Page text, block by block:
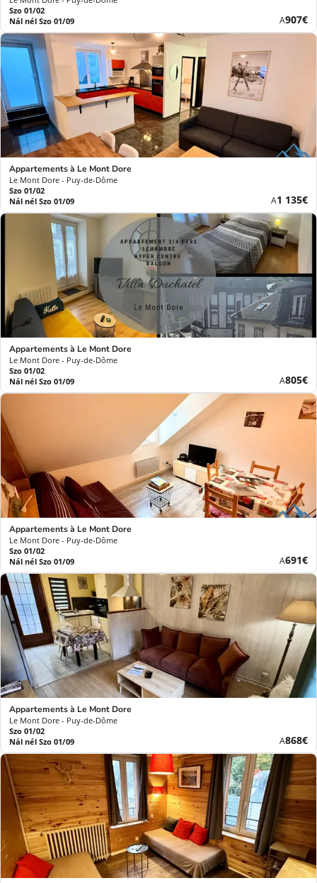
Szo 01/02
Nál nél Szo 01/09
AÚj
ár
907€
Appartements à Le Mont Dore
Le Mont Dore - Puy-de-Dôme
Szo 01/02
Nál nél Szo 01/09
AÚj
ár
1 135€
Appartements à Le Mont Dore
Le Mont Dore - Puy-de-Dôme
Szo 01/02
Nál nél Szo 01/09
AÚj
ár
805€
Appartements à Le Mont Dore
Le Mont Dore - Puy-de-Dôme
Szo 01/02
Nál nél Szo 01/09
AÚj
ár
691€
Appartements à Le Mont Dore
Le Mont Dore - Puy-de-Dôme
Szo 01/02
Nál nél Szo 01/09
AÚj
ár
868€